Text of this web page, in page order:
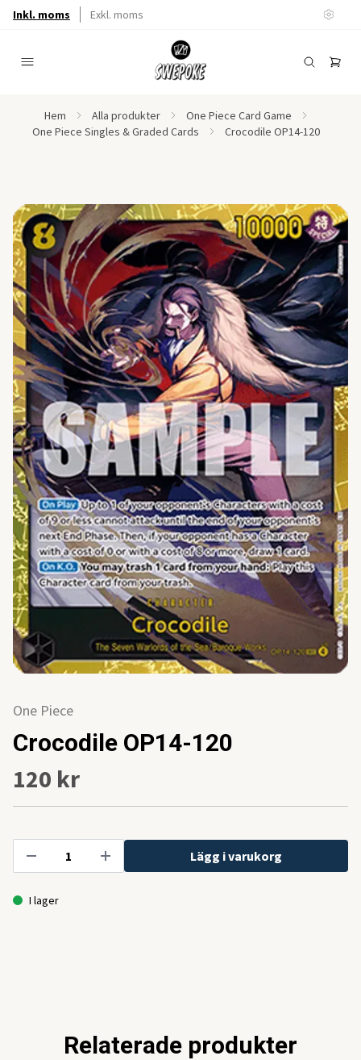
Inkl. moms Exkl. moms
Hem Alla produkter
One Piece Card Game
One Piece Singles & Graded Cards
Crocodile OP14-120
One Piece
Crocodile OP14-120
120 kr
Lägg i varukorg
I lager
Relaterade produkter